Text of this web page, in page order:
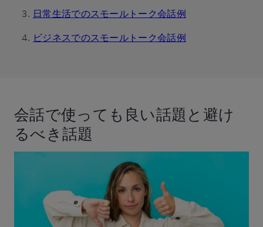
日常生活でのスモールトーク会話例
ビジネスでのスモールトーク会話例
会話で使っても良い話題と避け
るべき話題